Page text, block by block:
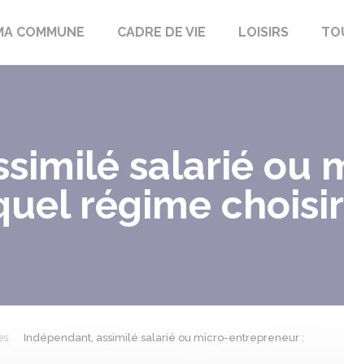
la-Fôret
COMMUNE CADRE DE VIE LOISIRS
salarié ou
régime
Indépendant, assimilé salarié ou micro-entrepreneur :